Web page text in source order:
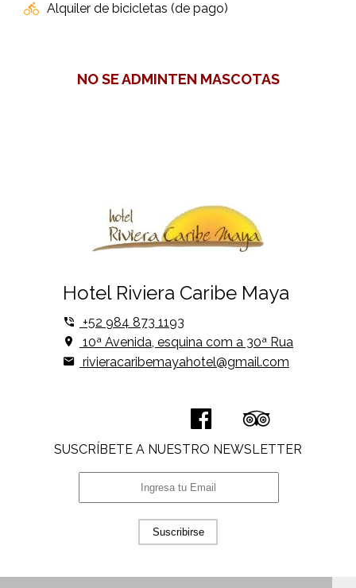
Alquiler de bicicletas (de pago)
NO SE ADMINTEN MASCOTAS
Hotel Riviera Caribe Maya
+52 984 873 1193
10ª Avenida, esquina com a 30ª Rua
rivieracaribemayahotel@gmail.com
SUSCRÍBETE A NUESTRO NEWSLETTER
Suscribirse